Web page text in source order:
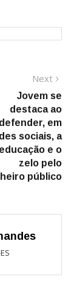
Next
Jovem se
destaca ao
defender, em
sociais, a
educação e o
zelo pelo
público